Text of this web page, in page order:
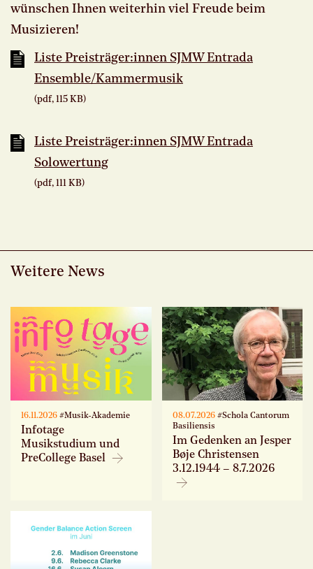
wünschen Ihnen weiterhin viel Freude beim
Musizieren!
Liste Preisträger:innen SJMW Entrada
Ensemble/Kammermusik
(pdf, 115 KB)
Liste Preisträger:innen SJMW Entrada
Solowertung
(pdf, 111 KB)
Weitere News
16.11.2026 #Musik-Akademie
Infotage
Musikstudium und
PreCollege Basel
08.07.2026#Schola Cantorum
Basiliensis
Im Gedenken an Jesper
Bøje Christensen
3.12.1944 – 8.7.2026